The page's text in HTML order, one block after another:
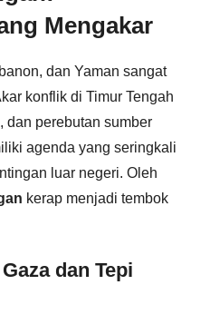
Mengakar
dan Yaman sangat
konflik di Timur Tengah
dan perebutan sumber
agenda yang seringkali
luar negeri. Oleh
kerap menjadi tembok
dan Tepi